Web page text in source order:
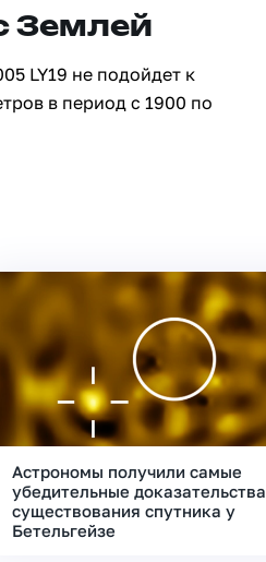
Землей
LY19 не подойдет к
в период с 1900 по
Астрономы получили самые
убедительные доказательства
существования спутника у
Бетельгейзе